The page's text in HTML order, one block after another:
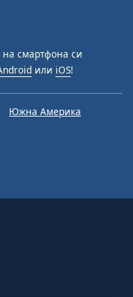
на смартфона си
или iOS!
Южна Америка